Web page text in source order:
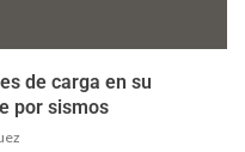
de carga en su
por sismos